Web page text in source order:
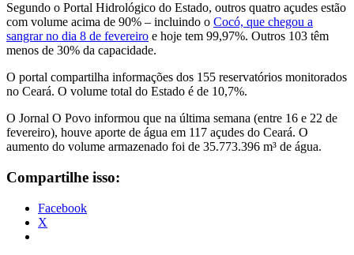
Segundo o Portal Hidrológico do Estado, outros quatro açudes estão
com volume acima de 90% – incluindo o Cocó, que chegou a
sangrar no dia 8 de fevereiro e hoje tem 99,97%. Outros 103 têm
menos de 30% da capacidade.
O portal compartilha informações dos 155 reservatórios monitorados
no Ceará. O volume total do Estado é de 10,7%.
O Jornal O Povo informou que na última semana (entre 16 e 22 de
fevereiro), houve aporte de água em 117 açudes do Ceará. O
aumento do volume armazenado foi de 35.773.396 m³ de água.
Compartilhe isso:
Facebook
X